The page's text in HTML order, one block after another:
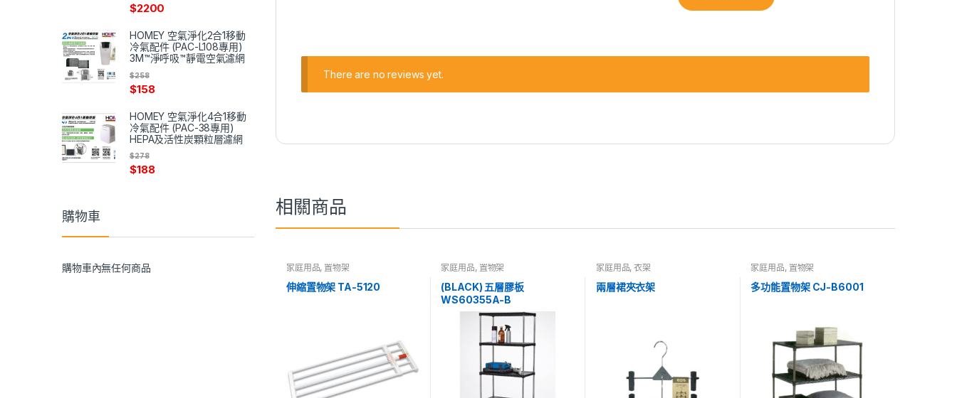
There are no reviews yet.
相關商品
家庭用品, 置物架
伸縮置物架 TA-5120
家庭用品, 置物架
(BLACK) 五層膠板
WS60355A-B
家庭用品,衣架
兩層裙夾衣架
家庭用品, 置物架
多功能置物架 CJ-B6001
$2200
HOMEY 空氣淨化2合1移動
冷氣配件 (PAC-L108專用)
3M™淨呼吸™靜電空氣濾網
$158
$258
HOMEY 空氣淨化4合1移動
冷氣配件 (PAC-38專用)
HEPA及活性炭顆粒層濾網
$188
$278
購物車
購物車內無任何商品